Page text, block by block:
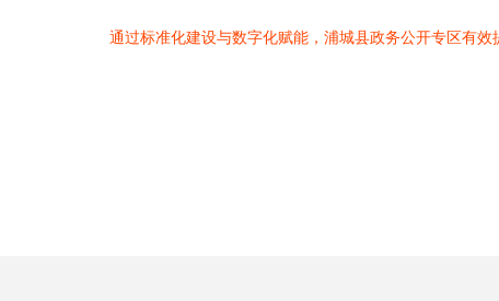
通过标准化建设与数字化赋能，浦城县政务公开专区有